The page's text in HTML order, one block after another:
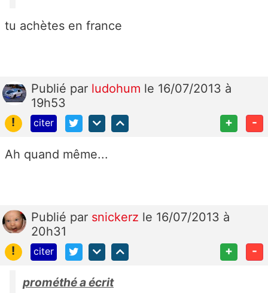
tu achètes en france
Publié par ludohum le 16/07/2013 à
19h53
!
citer + -
Ah quand même...
Publié par snickerz le 16/07/2013 à
20h31
!
citer + -
prométhé a écrit